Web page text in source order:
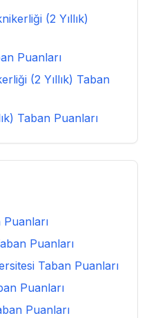
(2 Yıllık)
Puanları
(2 Yıllık) Taban
Taban Puanları
Puanları
Puanları
Taban Puanları
Puanları
Puanları